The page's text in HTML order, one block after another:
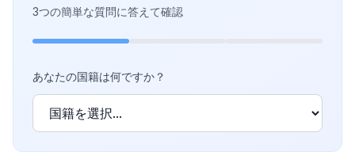
3つの簡単な質問に答えて確認
あなたの国籍は何ですか？